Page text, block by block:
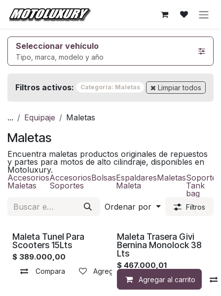
Ir al contenido
Seleccionar vehículo
Tipo, marca, modelo y año
Filtros activos: Categoría: Maletas Limpiar todos
... Equipaje Maletas
Maletas
Encuentra maletas productos originales de repuestos
y partes para motos de alto cilindraje, disponibles en
Motoluxury.
Accesorios
Maletas
Accesorios
Soportes
BolsasEspaldares
Maleta
MaletasSoporte
Tank
bag
Ordenar por Filtros
Maleta Tunel Para
Scooters 15Lts
$ 389.000,00
Compara Agregar a la lista de deseos
Maleta Trasera Givi
Bernina Monolock 38
Lts
$467.000,01
Agregar al carrito